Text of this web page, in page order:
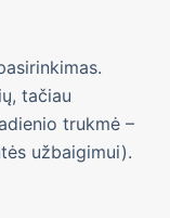
tačiau
trukmė –
užbaigimui).